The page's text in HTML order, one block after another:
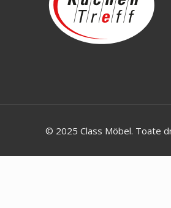
© 2025 Class Möbel. Toate